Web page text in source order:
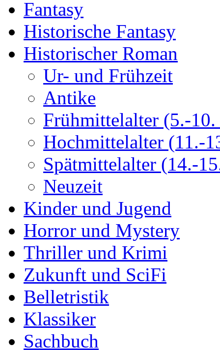
Fantasy
Historische Fantasy
Historischer Roman
Ur- und Frühzeit
Antike
Frühmittelalter (5.-10.
Hochmittelalter (11.-
Spätmittelalter (14.-
Neuzeit
Kinder und Jugend
Horror und Mystery
Thriller und Krimi
Zukunft und SciFi
Belletristik
Klassiker
Sachbuch